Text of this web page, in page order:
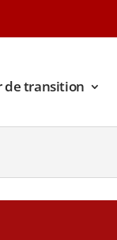
de transition